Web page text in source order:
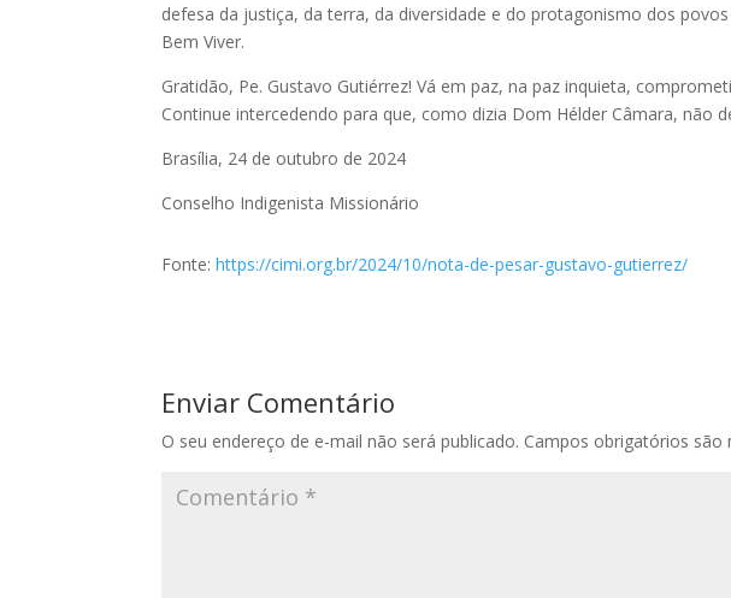
defesa da justiça, da terra, da diversidade e do protagonismo dos
Bem Viver.
Gratidão, Pe. Gustavo Gutiérrez! Vá em paz, na paz inquieta,
Continue intercedendo para que, como dizia Dom Hélder Câmara, não
Brasília, 24 de outubro de 2024
Conselho Indigenista Missionário
Fonte:https://cimi.org.br/2024/10/nota-de-pesar-gustavo-gutierrez/
Enviar Comentário
O seu endereço de e-mail não será publicado. Campos obrigatórios